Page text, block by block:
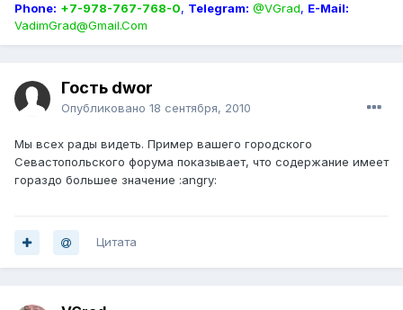
Phone: +7-978-767-768-0, Telegram: @VGrad, E-Mail:
VadimGrad@Gmail.Com
Гость dwor
Опубликовано 18 сентября, 2010
Мы всех рады видеть. Пример вашего городского
Севастопольского форума показывает, что содержание имеет
гораздо большее значение :angry:
Цитата